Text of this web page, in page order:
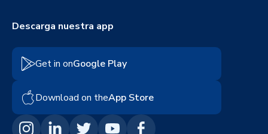
Descarga nuestra app
Get in onGoogle Play
Download on theApp Store